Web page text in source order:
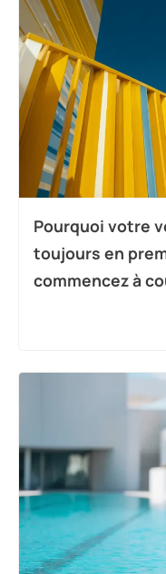
Pourquoi votre
toujours en
commencez à